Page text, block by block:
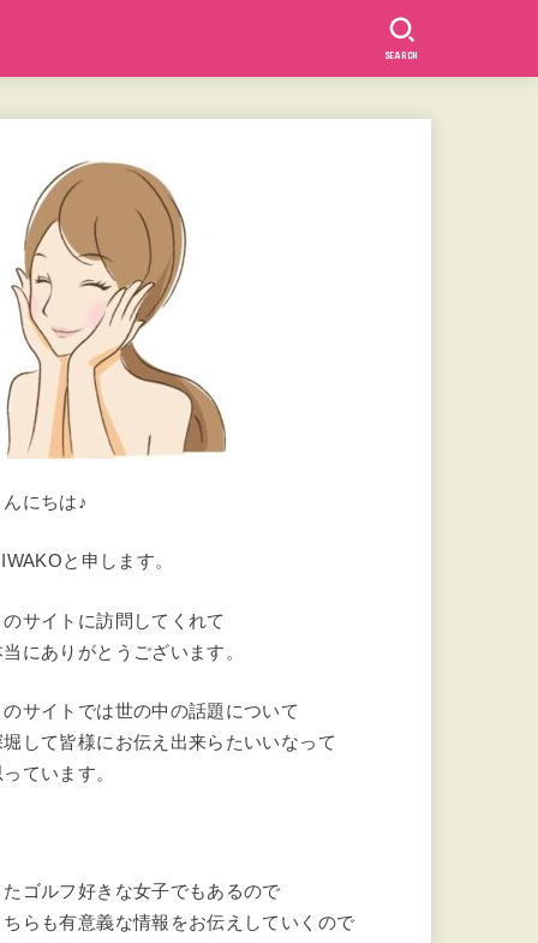
SEARCH
んにちは♪
と申します。
のサイトに訪問してくれて
当にありがとうございます。
のサイトでは世の中の話題について
堀して皆様にお伝え出来らたいいなって
っています。
たゴルフ好きな女子でもあるので
ちらも有意義な情報をお伝えしていくので